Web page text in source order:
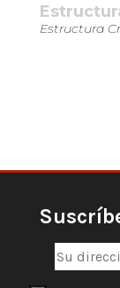
Estructura